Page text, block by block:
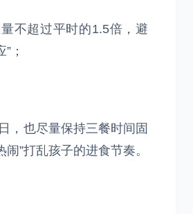
不超过平时的1.5倍，避
；
，也尽量保持三餐时间固
闹”打乱孩子的进食节奏。